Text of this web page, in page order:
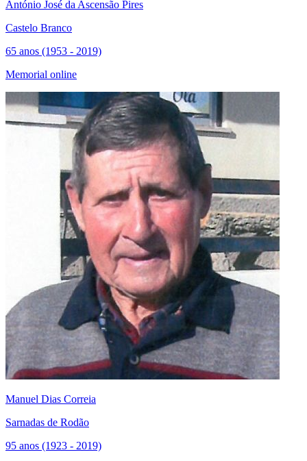
António José da Ascensão Pires
Castelo Branco
65 anos (1953 - 2019)
Memorial online
Manuel Dias Correia
Sarnadas de Rodão
95 anos (1923 - 2019)